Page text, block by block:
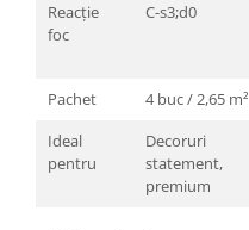
Reacție
foc
C-s3;d0
Pachet
4 buc / 2,65 m²
Ideal
pentru
Decoruri
statement,
premium